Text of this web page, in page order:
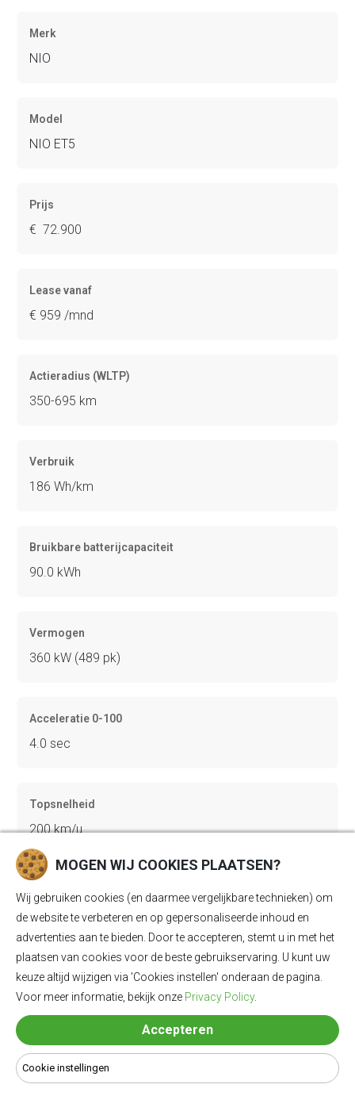
Merk
NIO
Model
NIO ET5
Prijs
€ 72.900
Lease vanaf
€ 959 /mnd
Actieradius (WLTP)
350-695 km
Verbruik
186 Wh/km
Bruikbare batterijcapaciteit
90.0 kWh
Vermogen
360 kW (489 pk)
Acceleratie 0-100
4.0 sec
Topsnelheid
200 km/u
2285 kg
Bagageruimte
450 Ll
Lengte
4790 mm
MOGEN WIJ COOKIES PLAATSEN?
Wij gebruiken cookies (en daarmee vergelijkbare technieken) om
de website te verbeteren en op gepersonaliseerde inhoud en
advertenties aan te bieden. Door te accepteren, stemt u in met het
plaatsen van cookies voor de beste gebruikservaring. U kunt uw
keuze altijd wijzigen via 'Cookies instellen' onderaan de pagina.
Voor meer informatie, bekijk onze Privacy Policy.
Accepteren
Cookie instellingen